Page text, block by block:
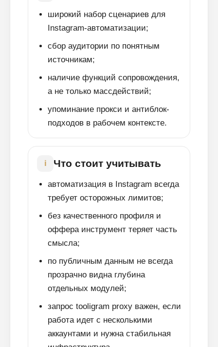
широкий набор сценариев для
Instagram-автоматизации;
сбор аудитории по понятным
источникам;
наличие функций сопровождения,
а не только массдействий;
упоминание прокси и антиблок-
подходов в рабочем контексте.
i Что стоит учитывать
автоматизация в Instagram всегда
требует осторожных лимитов;
без качественного профиля и
оффера инструмент теряет часть
смысла;
по публичным данным не всегда
прозрачно видна глубина
отдельных модулей;
запрос tooligram proxy важен, если
работа идет с несколькими
аккаунтами и нужна стабильная